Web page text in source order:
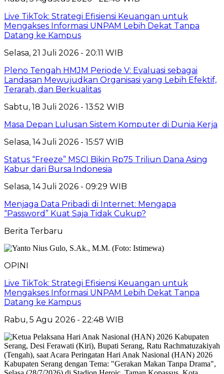
Live TikTok: Strategi Efisiensi Keuangan untuk
Mengakses Informasi UNPAM Lebih Dekat Tanpa
Datang ke Kampus
Selasa, 21 Juli 2026 - 20:11 WIB
Pleno Tengah HMJM Periode V: Evaluasi sebagai
Landasan Mewujudkan Organisasi yang Lebih Efektif,
Terarah, dan Berkualitas
Sabtu, 18 Juli 2026 - 13:52 WIB
Masa Depan Lulusan Sistem Komputer di Dunia Kerja
Selasa, 14 Juli 2026 - 15:57 WIB
Status “Freeze” MSCI Bikin Rp75 Triliun Dana Asing
Kabur dari Bursa Indonesia
Selasa, 14 Juli 2026 - 09:29 WIB
Menjaga Data Pribadi di Internet: Mengapa
“Password” Kuat Saja Tidak Cukup?
Berita Terbaru
OPINI
Live TikTok: Strategi Efisiensi Keuangan untuk
Mengakses Informasi UNPAM Lebih Dekat Tanpa
Datang ke Kampus
Rabu, 5 Agu 2026 - 22:48 WIB